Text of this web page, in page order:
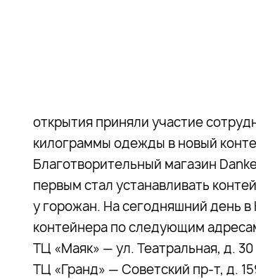
открытия приняли участие
килограммы одежды в новый
Благотворительный магазин
первым стал устанавливать
у горожан. На сегодняшний день
контейнера по следующим
ТЦ «Маяк» — ул. Театральная, д. 30
ТЦ «Гранд» — Советский пр-т, д.